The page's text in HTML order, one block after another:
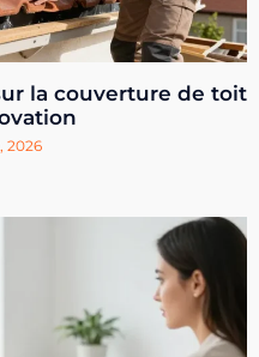
la couverture de toit
2026